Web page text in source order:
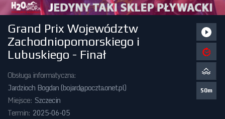
Zawody Międzynarodowe
Zawody Centralne
Zawody Okręgowe
Kalendarz Imprez
Grand Prix Województw
Zachodniopomorskiego i
Lubuskiego - Finał
Obsługa informatyczna:
Jardzioch Bogdan (bojard@poczta.onet.pl)
Miejsce: Szczecin
Termin: 2025-06-05
50m